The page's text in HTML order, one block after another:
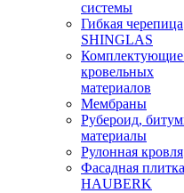
системы
Гибкая черепица
SHINGLAS
Комплектующие
кровельных
материалов
Мембраны
Рубероид,
материалы
Рулонная кровля
Фасадная плитка
HAUBERK